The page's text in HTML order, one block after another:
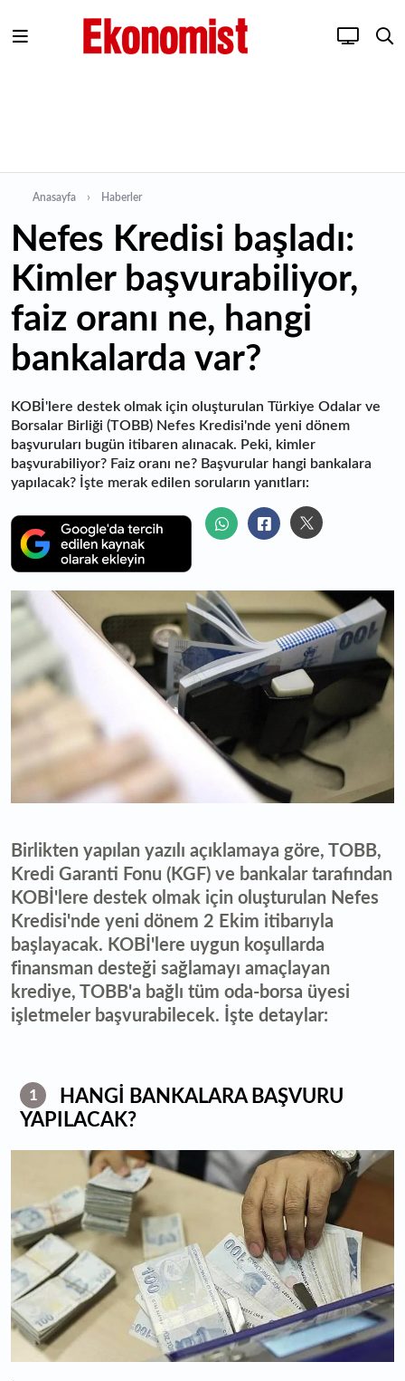
Anasayfa Haberler
Nefes Kredisi başladı:
Kimler başvurabiliyor,
faiz oranı ne, hangi
bankalarda var?
KOBİ'lere destek olmak için oluşturulan Türkiye Odalar ve
Borsalar Birliği (TOBB) Nefes Kredisi'nde yeni dönem
başvuruları bugün itibaren alınacak. Peki, kimler
başvurabiliyor? Faiz oranı ne? Başvurular hangi bankalara
yapılacak? İşte merak edilen soruların yanıtları:
Birlikten yapılan yazılı açıklamaya göre, TOBB,
Kredi Garanti Fonu (KGF) ve bankalar tarafından
KOBİ'lere destek olmak için oluşturulan Nefes
Kredisi'nde yeni dönem 2 Ekim itibarıyla
başlayacak. KOBİ'lere uygun koşullarda
finansman desteği sağlamayı amaçlayan
krediye, TOBB'a bağlı tüm oda-borsa üyesi
işletmeler başvurabilecek. İşte detaylar:
1
HANGİ BANKALARA BAŞVURU
YAPILACAK?